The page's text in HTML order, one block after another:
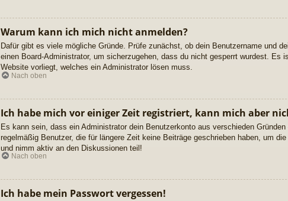
Warum kann ich mich nicht anmelden?
Dafür gibt es viele mögliche Gründe. Prüfe zunächst, ob dein Benutzername und
einen Board-Administrator, um sicherzugehen, dass du nicht gesperrt wurdest.
Website vorliegt, welches ein Administrator lösen muss.
Nach oben
Ich habe mich vor einiger Zeit registriert, kann mich aber
Es kann sein, dass ein Administrator dein Benutzerkonto aus verschieden
regelmäßig Benutzer, die für längere Zeit keine Beiträge geschrieben haben, um
und nimm aktiv an den Diskussionen teil!
Nach oben
Ich habe mein Passwort vergessen!